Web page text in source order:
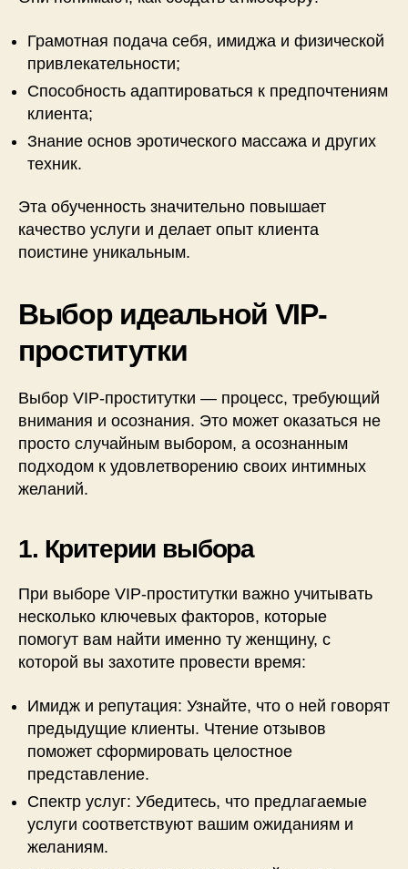
Грамотная подача себя, имиджа и физической
привлекательности;
Способность адаптироваться к предпочтениям
клиента;
Знание основ эротического массажа и других
техник.
Эта обученность значительно повышает
качество услуги и делает опыт клиента
поистине уникальным.
Выбор идеальной VIP-
проститутки
Выбор VIP-проститутки — процесс, требующий
внимания и осознания. Это может оказаться не
просто случайным выбором, а осознанным
подходом к удовлетворению своих интимных
желаний.
1. Критерии выбора
При выборе VIP-проститутки важно учитывать
несколько ключевых факторов, которые
помогут вам найти именно ту женщину, с
которой вы захотите провести время:
Имидж и репутация: Узнайте, что о ней говорят
предыдущие клиенты. Чтение отзывов
поможет сформировать целостное
представление.
Спектр услуг: Убедитесь, что предлагаемые
услуги соответствуют вашим ожиданиям и
желаниям.